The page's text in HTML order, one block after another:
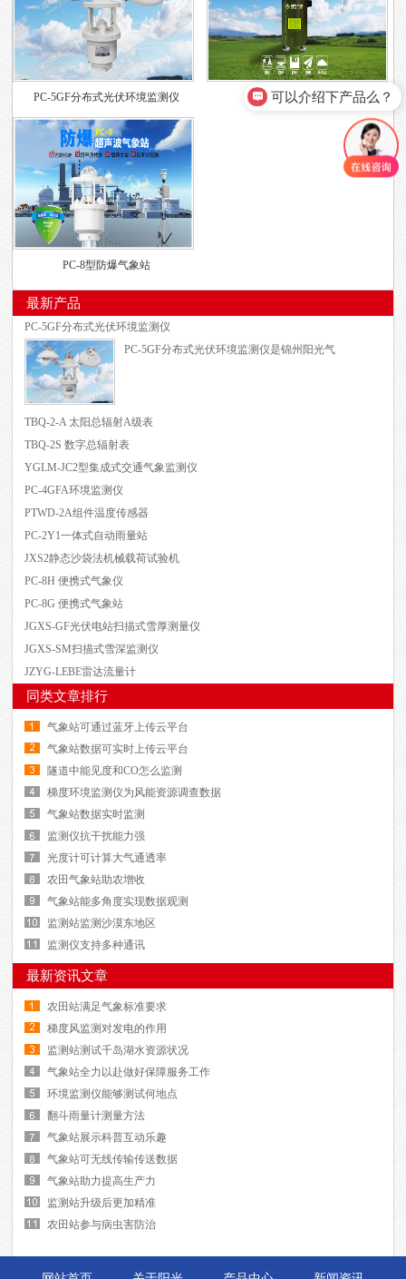
PC-5GF分布式光伏环境监测仪 TBQ-2W 太阳辐射仪
PC-8型防爆气象站
最新产品
PC-5GF分布式光伏环境监测仪
PC-5GF分布式光伏环境监测仪是锦州阳光气
TBQ-2-A 太阳总辐射A级表
TBQ-2S 数字总辐射表
YGLM-JC2型集成式交通气象监测仪
PC-4GFA环境监测仪
PTWD-2A组件温度传感器
PC-2Y1一体式自动雨量站
JXS2静态沙袋法机械载荷试验机
PC-8H 便携式气象仪
PC-8G 便携式气象站
JGXS-GF光伏电站扫描式雪厚测量仪
JGXS-SM扫描式雪深监测仪
JZYG-LEBE雷达流量计
同类文章排行
气象站可通过蓝牙上传云平台
气象站数据可实时上传云平台
隧道中能见度和CO怎么监测
梯度环境监测仪为风能资源调查数据
气象站数据实时监测
监测仪抗干扰能力强
光度计可计算大气通透率
农田气象站助农增收
气象站能多角度实现数据观测
监测站监测沙漠东地区
监测仪支持多种通讯
最新资讯文章
农田站满足气象标准要求
梯度风监测对发电的作用
监测站测试千岛湖水资源状况
气象站全力以赴做好保障服务工作
环境监测仪能够测试何地点
翻斗雨量计测量方法
气象站展示科普互动乐趣
气象站可无线传输传送数据
气象站助力提高生产力
监测站升级后更加精准
农田站参与病虫害防治
可以介绍下产品么？